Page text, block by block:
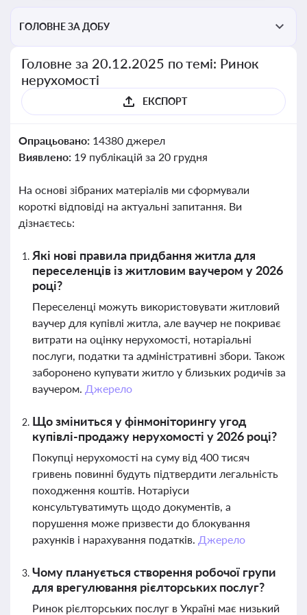
ГОЛОВНЕ ЗА ДОБУ
Головне за 20.12.2025 по темі: Ринок
нерухомості
ЕКСПОРТ
Опрацьовано: 14380 джерел
Виявлено: 19 публікацій за 20 грудня
На основі зібраних матеріалів ми сформували
короткі відповіді на актуальні запитання. Ви
дізнаєтесь:
Які нові правила придбання житла для
переселенців із житловим ваучером у 2026
році?
Переселенці можуть використовувати житловий
ваучер для купівлі житла, але ваучер не покриває
витрати на оцінку нерухомості, нотаріальні
послуги, податки та адміністративні збори. Також
заборонено купувати житло у близьких родичів за
ваучером. Джерело
Що зміниться у фінмоніторингу угод
купівлі-продажу нерухомості у 2026 році?
Покупці нерухомості на суму від 400 тисяч
гривень повинні будуть підтвердити легальність
походження коштів. Нотаріуси
консультуватимуть щодо документів, а
порушення може призвести до блокування
рахунків і нарахування податків. Джерело
Чому планується створення робочої групи
для врегулювання рієлторських послуг?
Ринок рієлторських послуг в Україні має низький